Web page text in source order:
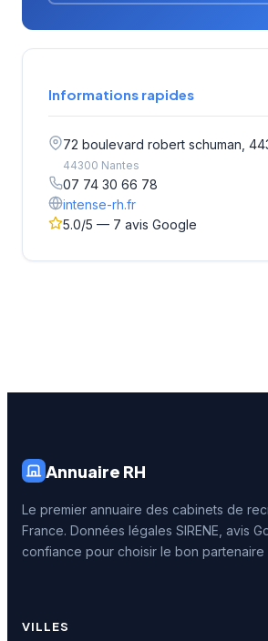
Informations rapides
72 boulevard robert schuman,
44300 Nantes
07 74 30 66 78
intense-rh.fr
5.0/5 — 7 avis Google
Annuaire RH
Le premier annuaire des cabinets de
France. Données légales SIRENE, avis
confiance pour choisir le bon partenaire
VILLES